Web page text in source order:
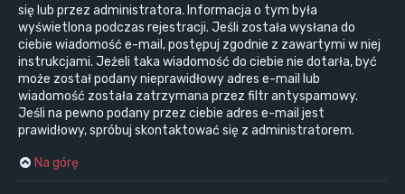
się lub przez administratora. Informacja o tym była
wyświetlona podczas rejestracji. Jeśli została wysłana do
ciebie wiadomość e-mail, postępuj zgodnie z zawartymi w niej
instrukcjami. Jeżeli taka wiadomość do ciebie nie dotarła, być
może został podany nieprawidłowy adres e-mail lub
wiadomość została zatrzymana przez filtr antyspamowy.
Jeśli na pewno podany przez ciebie adres e-mail jest
prawidłowy, spróbuj skontaktować się z administratorem.
Na górę